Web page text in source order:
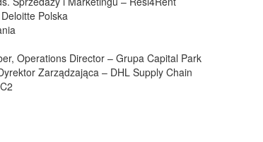
Polska
Operations Director – Grupa Capital Park
Zarządzająca – DHL Supply Chain